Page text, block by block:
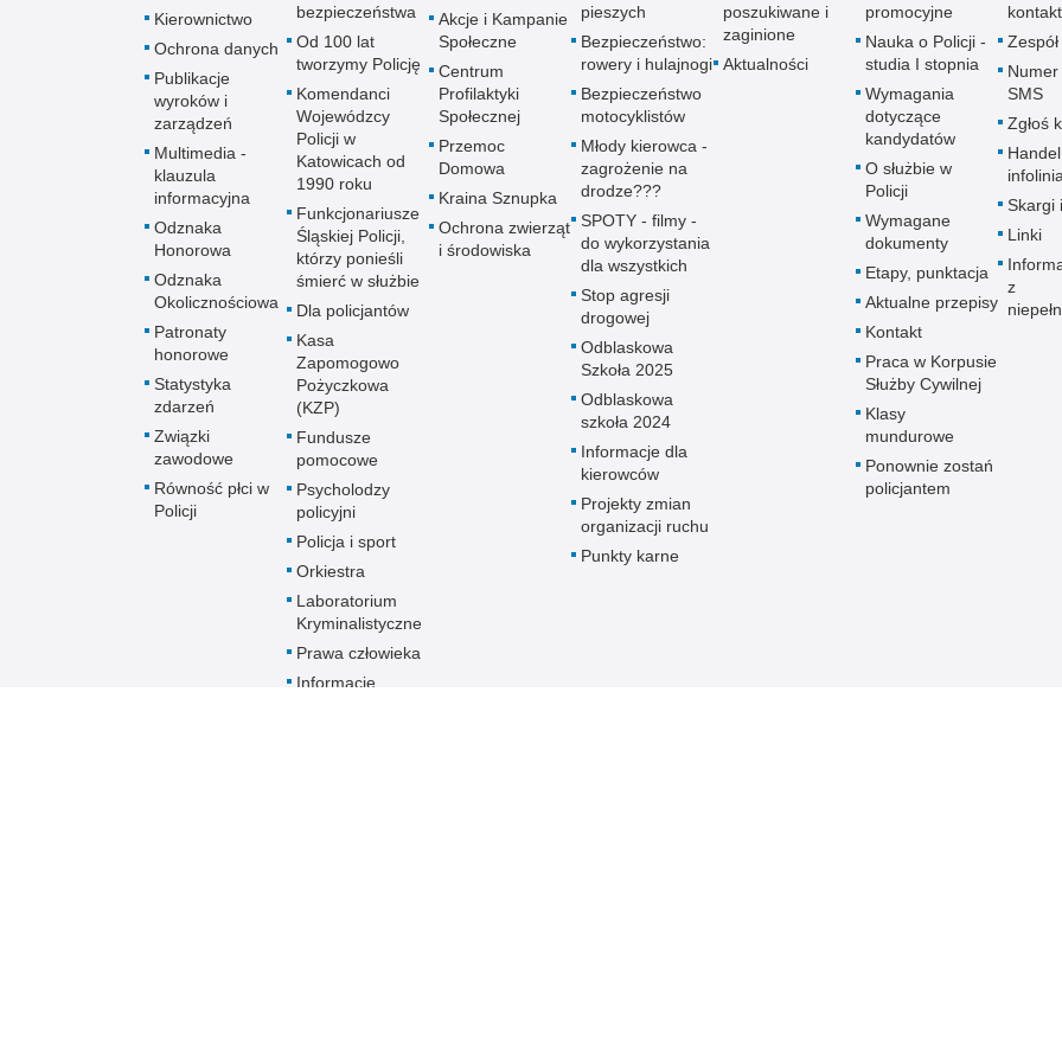
Kierownictwo
Ochrona danych
Publikacje
wyroków i
zarządzeń
Multimedia -
klauzula
informacyjna
Odznaka
Honorowa
Odznaka
Okolicznościowa
Patronaty
honorowe
Statystyka
zdarzeń
Związki
zawodowe
Równość płci w
Policji
bezpieczeństwa
Od 100 lat
tworzymy Policję
Komendanci
Wojewódzcy
Policji w
Katowicach od
1990 roku
Funkcjonariusze
Śląskiej Policji,
którzy ponieśli
śmierć w służbie
Dla policjantów
Kasa
Zapomogowo
Pożyczkowa
(KZP)
Fundusze
pomocowe
Psycholodzy
policyjni
Policja i sport
Orkiestra
Laboratorium
Kryminalistyczne
Prawa człowieka
Informacje
Akcje i Kampanie
Społeczne
Centrum
Profilaktyki
Społecznej
Przemoc
Domowa
Kraina Sznupka
Ochrona zwierząt
i środowiska
pieszych
Bezpieczeństwo:
rowery i hulajnogi
Bezpieczeństwo
motocyklistów
Młody kierowca -
zagrożenie na
drodze???
SPOTY - filmy -
do wykorzystania
dla wszystkich
Stop agresji
drogowej
Odblaskowa
Szkoła 2025
Odblaskowa
szkoła 2024
Informacje dla
kierowców
Projekty zmian
organizacji ruchu
Punkty karne
poszukiwane i
zaginione
Aktualności
promocyjne
Nauka o Policji -
studia I stopnia
Wymagania
dotyczące
kandydatów
O służbie w
Policji
Wymagane
dokumenty
Etapy, punktacja
Aktualne przepisy
Kontakt
Praca w Korpusie
Służby Cywilnej
Klasy
mundurowe
Ponownie zostań
policjantem
SMS
Zgłoś
infolinia
Skargi
Linki
z